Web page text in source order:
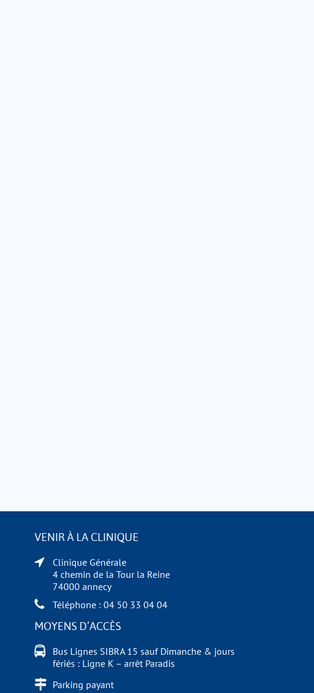
VENIR À LA CLINIQUE
Clinique Générale
4 chemin de la Tour la Reine
74000 annecy
Téléphone : 04 50 33 04 04
MOYENS D’ACCÈS
Bus Lignes SIBRA 15 sauf Dimanche & jours
fériés : Ligne K – arrêt Paradis
Parking payant